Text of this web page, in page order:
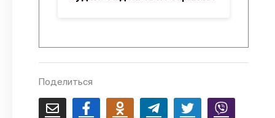
Поделиться